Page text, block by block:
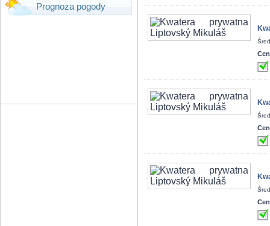
Prognoza pogody